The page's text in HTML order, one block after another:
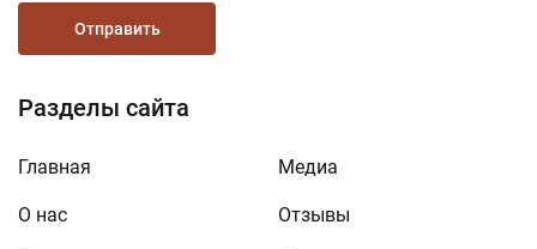
Разделы сайта
Главная
О нас
Медиа
Отзывы
Отправить